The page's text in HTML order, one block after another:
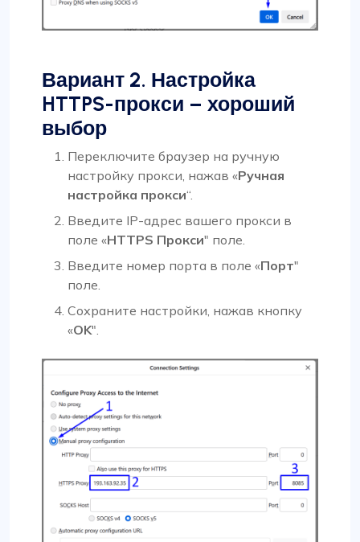
Вариант 2. Настройка
HTTPS-прокси – хороший
выбор
Переключите браузер на ручную
настройку прокси, нажав «Ручная
настройка прокси“.
Введите IP-адрес вашего прокси в
поле «HTTPS Прокси" поле.
Введите номер порта в поле «Порт"
поле.
Сохраните настройки, нажав кнопку
«OK".